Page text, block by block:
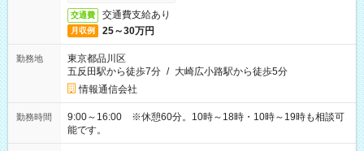
交通費 交通費支給あり
月収例 25～30万円
勤務地
東京都品川区
五反田駅から徒歩7分 / 大崎広小路駅から徒歩5分
情報通信会社
勤務時間
9:00～16:00 ※休憩60分。10時～18時・10時～19時も相談可
能です。